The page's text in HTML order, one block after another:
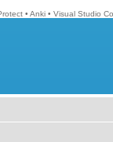
• Anki • Visual Studio